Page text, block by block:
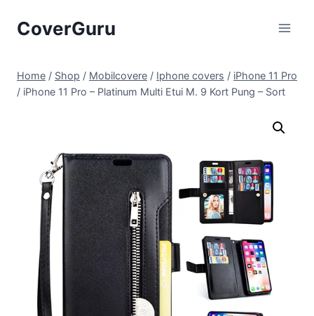
CoverGuru
Home / Shop / Mobilcovere / Iphone covers / iPhone 11 Pro
/ iPhone 11 Pro – Platinum Multi Etui M. 9 Kort Pung – Sort